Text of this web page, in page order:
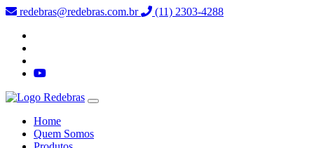
redebras@redebras.com.br (11) 2303-4288
Home
Quem Somos